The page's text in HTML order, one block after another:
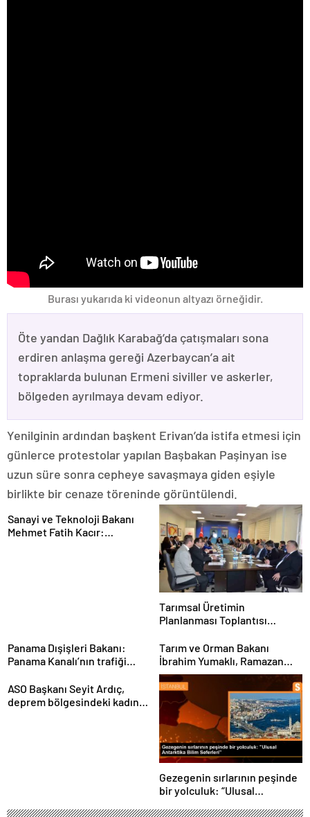
Burası yukarıda ki videonun altyazı örneğidir.
Öte yandan Dağlık Karabağ’da çatışmaları sona
erdiren anlaşma gereği Azerbaycan’a ait
topraklarda bulunan Ermeni siviller ve askerler,
bölgeden ayrılmaya devam ediyor.
Yenilginin ardından başkent Erivan’da istifa etmesi için
günlerce protestolar yapılan Başbakan Paşinyan ise
uzun süre sonra cepheye savaşmaya giden eşiyle
birlikte bir cenaze töreninde görüntülendi.
Sanayi ve Teknoloji Bakanı
Mehmet Fatih Kacır:
Tarımsal Üretimin
Planlanması Toplantısı
Panama Dışişleri Bakanı:
Panama Kanalı’nın trafiği
Tarım ve Orman Bakanı
İbrahim Yumaklı, Ramazan
denetimlerini
sıklaştırdıklarını açıkladı
ASO Başkanı Seyit Ardıç,
deprem bölgesindeki kadın
Gezegenin sırlarının peşinde
bir yolculuk: “Ulusal